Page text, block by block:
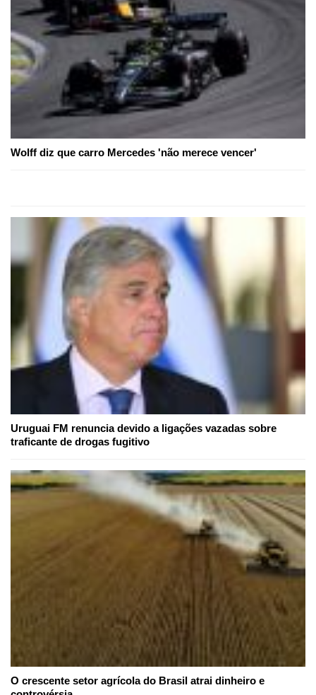
Wolff diz que carro Mercedes 'não merece vencer'
Uruguai FM renuncia devido a ligações vazadas sobre
traficante de drogas fugitivo
O crescente setor agrícola do Brasil atrai dinheiro e